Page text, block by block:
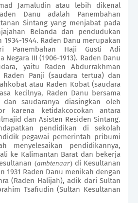
Jamaludin atau lebih dikenal
Danu adalah Panembahan
Sintang yang menjabat pada
Belanda dan pendudukan
1944. Raden Danu merupakan
Panembahan Haji Gusti Adi
Negara III (1906-1913). Raden Danu
yaitu Raden Abdurrakhman
Raden Panji (saudara tertua) dan
atau Raden Kobat (saudara
kecilnya, Raden Danu bersama
saudaranya diasingkan oleh
karena ketidakcocokan antara
dan Asisten Residen Sintang.
pendidikan di sekolah
pegawai pemerintah pribumi
menyelesaikan pendidikannya,
ke Kalimantan Barat dan bekerja
(ambtenaar)di Kesultanan
1931 Raden Danu menikah dengan
(Raden Halijah), adik dari Sultan
Tsafiudin (Sultan Kesultanan